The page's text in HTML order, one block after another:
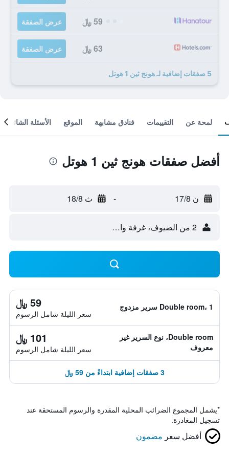
59 ﷼ عرض الصفقة
63 ﷼ عرض الصفقة
5 صفقات إضافية لـ هونج ثين 1 هوتل
لمحة عن التقييمات فنادق مشابهة الموقع الأسئلة الشائعة
أفضل صفقات هونج ثين 1 هوتل
ن 17/8 - ث 18/8
2 من الضيوف، غرفة واحدة
Double room، 1 سرير مزدوج 59 ﷼
سعر الليلة شامل الرسوم
Double room، نوع السرير غير
معروف
101 ﷼
سعر الليلة شامل الرسوم
3 صفقات إضافية ابتداءً من 59 ﷼
*يشمل المجموع الضرائب المحلية المقدرة والرسوم المستحقة عند
تسجيل المغادرة.
أفضل سعر مضمون